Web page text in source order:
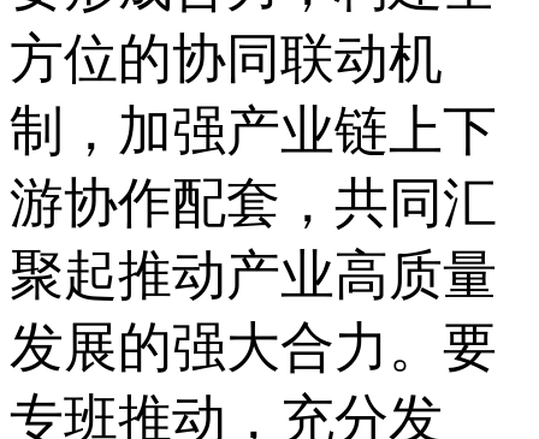
方位的协同联动机
制，加强产业链上下
游协作配套，共同汇
聚起推动产业高质量
发展的强大合力。要
专班推动，充分发